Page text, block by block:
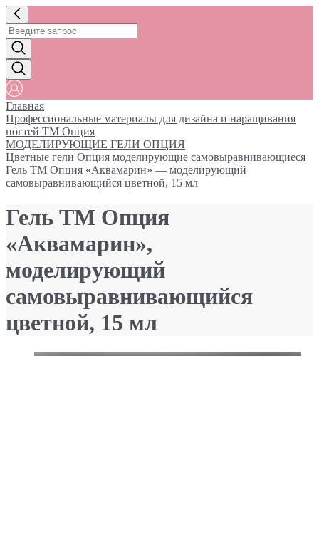
Главная
Профессиональные материалы для дизайна и наращивания
ногтей ТМ Опция
МОДЕЛИРУЮЩИЕ ГЕЛИ ОПЦИЯ
Цветные гели Опция моделирующие самовыравнивающиеся
Гель ТМ Опция «Аквамарин» — моделирующий
самовыравнивающийся цветной, 15 мл
Гель ТМ Опция
«Аквамарин»,
моделирующий
самовыравнивающийся
цветной, 15 мл